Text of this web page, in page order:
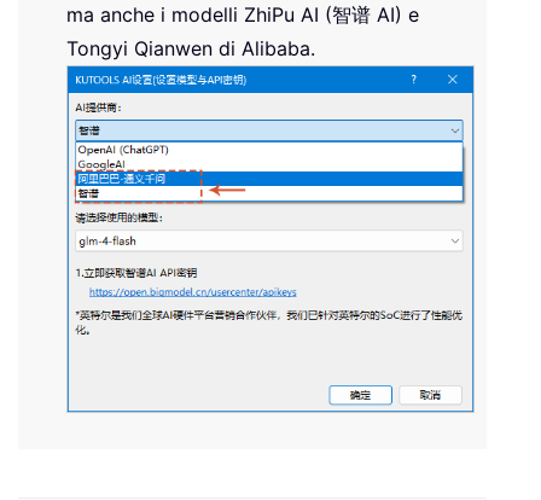
ma anche i modelli ZhiPu AI (智谱 AI) e
Tongyi Qianwen di Alibaba.